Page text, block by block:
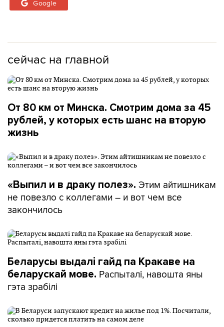
Google
сейчас на главной
От 80 км от Минска. Смотрим дома за 45
рублей, у которых есть шанс на вторую
жизнь
«Выпил и в драку полез». Этим айтишникам
не повезло с коллегами – и вот чем все
закончилось
Беларусы выдалі гайд па Кракаве на
беларускай мове. Распыталі, навошта яны
гэта зрабілі